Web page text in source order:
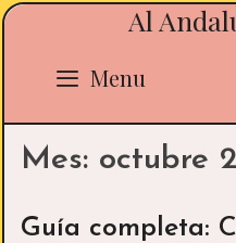
Skip
content
Al
Menu
Mes: octubre
Guía completa: